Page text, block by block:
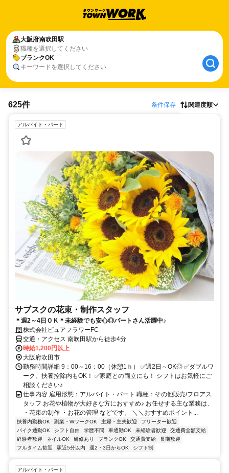
大阪府南吹田駅
職種を選択してください
ブランクOK
キーワードを選択してください
625件 条件保存 関連度順
アルバイト・パート
サブスクの花束・制作スタッフ
＊週2～4日ＯＫ＊未経験でも安心◎パートさん活躍中♪
株式会社ピュアフラワーFC
交通・アクセス 南吹田駅から徒歩4分
時給1,200円以上
大阪府吹田市
勤務時間詳細 9：00～16：00（休憩1ｈ） ✅週2日～OK◎ ✅ダブルワ
ーク、扶養控除内もOK！ ✅家庭との両立にも！ シフトはお気軽にご
相談ください♪
仕事内容 雇用形態：アルバイト・パート 職種：その他販売/フロアス
タッフ お花や植物が大好きな方におすすめ♪ お任せする主な業務は、
・花束の制作 ・お花の管理 などです。 ＼＼おすすめポイント...
扶養内勤務OK 副業・WワークOK 主婦・主夫歓迎
フリーター歓迎
バイク通勤OK
シフト自由 学歴不問 車通勤OK 未経験者歓迎
交通費全額支給
経験者歓迎
ネイルOK 研修あり ブランクOK 交通費支給
長期歓迎
フルタイム歓迎
駅近5分以内 週2・3日からOK シフト制
アルバイト・パート